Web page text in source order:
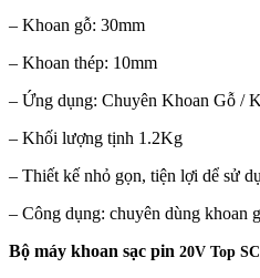
– Khoan gỗ: 30mm
– Khoan thép: 10mm
– Ứng dụng: Chuyên Khoan Gỗ /
– Khối lượng tịnh 1.2Kg
– Thiết kế nhỏ gọn, tiện lợi dể sử
– Công dụng: chuyên dùng khoan
Bộ máy khoan sạc pin 20V Top